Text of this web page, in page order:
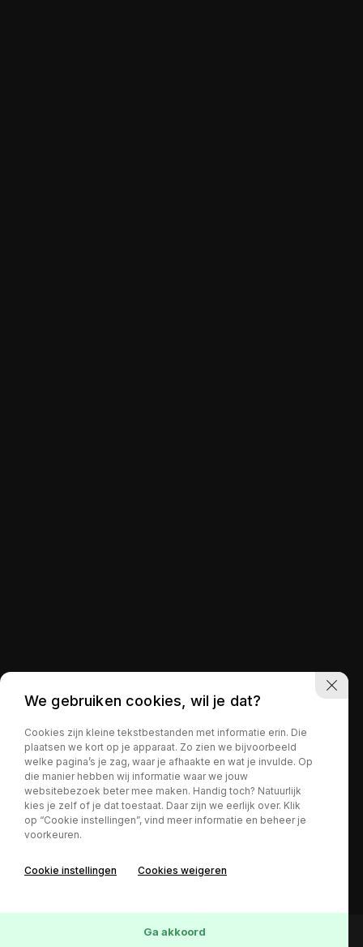
We gebruiken cookies, wil je dat?
Cookies zijn kleine tekstbestanden met informatie erin. Die
plaatsen we kort op je apparaat. Zo zien we bijvoorbeeld
welke pagina’s je zag, waar je afhaakte en wat je invulde. Op
die manier hebben wij informatie waar we jouw
websitebezoek beter mee maken. Handig toch? Natuurlijk
kies je zelf of je dat toestaat. Daar zijn we eerlijk over. Klik
op “Cookie instellingen”, vind meer informatie en beheer je
voorkeuren.
Cookie instellingen Cookies weigeren
Ga akkoord